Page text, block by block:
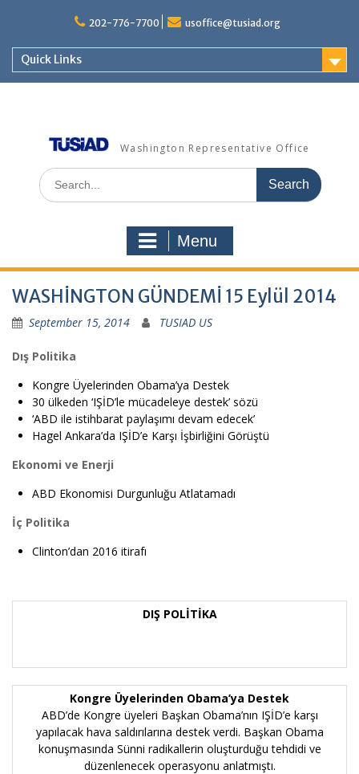
202-776-7700 usoffice@tusiad.org
Quick Links
Washington Representative Office
Search
for:
Menu
WASHİNGTON GÜNDEMİ 15 Eylül 2014
September 15, 2014 TUSIAD US
Dış Politika
Kongre Üyelerinden Obama’ya Destek
30 ülkeden ‘IŞİD’le mücadeleye destek’ sözü
‘ABD ile istihbarat paylaşımı devam edecek’
Hagel Ankara’da IŞİD’e Karşı İşbirliğini Görüştü
Ekonomi ve Enerji
ABD Ekonomisi Durgunluğu Atlatamadı
İç Politika
Clinton’dan 2016 itirafı
DIŞ POLİTİKA
Kongre Üyelerinden Obama’ya Destek
ABD’de Kongre üyeleri Başkan Obama’nın IŞİD’e karşı
yapılacak hava saldırılarına destek verdi. Başkan Obama
konuşmasında Sünni radikallerin oluşturduğu tehdidi ve
düzenlenecek operasyonu anlatmıştı.